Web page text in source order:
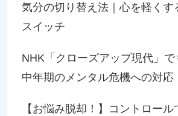
気分の切り替え法｜心を軽くす
スイッチ
NHK「クローズアップ現代」で
中年期のメンタル危機への対応
【お悩み脱却！】コントロール